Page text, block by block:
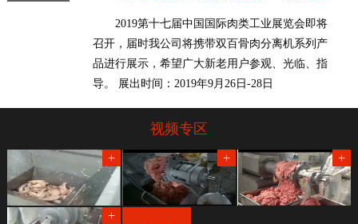
2019第十七届中国国际肉类工业展览会即将
召开，届时我公司将携带双百骨肉分离机系列产
品进行展示，希望广大新老用户参观、光临、指
导。 展出时间：2019年9月26日-28日
视频专区